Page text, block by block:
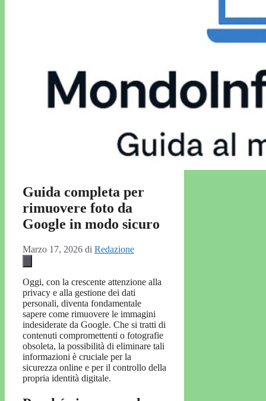
Guida completa per
rimuovere foto da
Google in modo sicuro
Marzo 17, 2026 di Redazione
Oggi, con la crescente attenzione alla
privacy e alla gestione dei dati
personali, diventa fondamentale
sapere come rimuovere le immagini
indesiderate da Google. Che si tratti di
contenuti compromettenti o fotografie
obsoleta, la possibilità di eliminare tali
informazioni è cruciale per la
sicurezza online e per il controllo della
propria identità digitale.